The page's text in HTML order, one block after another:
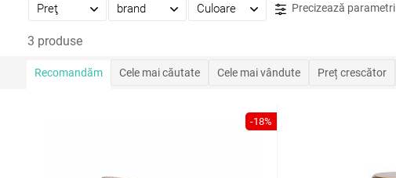
Preţ brand Culoare Precizează parametri
3 produse
Recomandăm Cele mai căutate Cele mai vândute Preț crescător
-18%